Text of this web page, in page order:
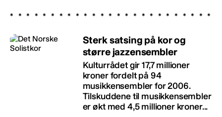
Sterk satsing på kor og
større jazzensembler
Kulturrådet gir 17,7 millioner
kroner fordelt på 94
musikkensembler for 2006.
Tilskuddene til musikkensembler
er økt med 4,5 millioner kroner...